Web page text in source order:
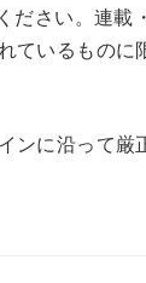
ださい。連載
いるものに
ンに沿って